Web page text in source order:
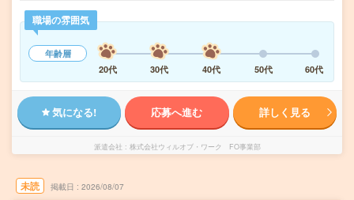
職場の雰囲気
年齢層
20代
30代 40代 50代 60代
気になる! 応募へ進む 詳しく見る
派遣会社 株式会社ウィルオブ・ワーク FO事業部
未読 掲載日 2026/08/07